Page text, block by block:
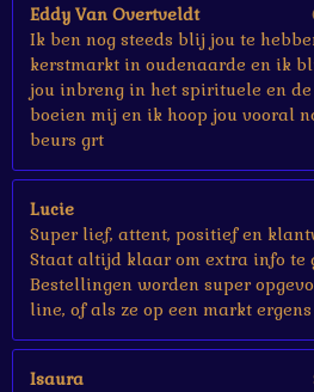
Eddy Van Overtveldt
Ik ben nog steeds blij jou te
kerstmarkt in oudenaarde en ik
jou inbreng in het spirituele en
boeien mij en ik hoop jou vooral
beurs grt
Lucie
Super lief, attent, positief en
Staat altijd klaar om extra info te
Bestellingen worden super
line, of als ze op een markt
Isaura